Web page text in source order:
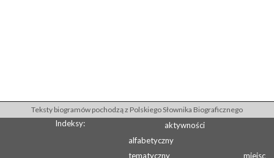
Teksty biogramów pochodzą z Polskiego Słownika Biograficznego
Indeksy:
aktywności
alfabetyczny
tematyczny
miejsc